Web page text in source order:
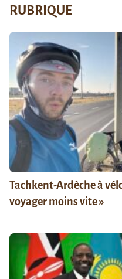
RUBRIQUE
Tachkent-Ardèche à
voyager moins vite »